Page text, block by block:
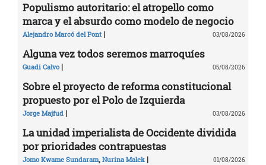
Populismo autoritario: el atropello como
marca y el absurdo como modelo de negocio
Alejandro Marcó del Pont | 03/08/2026
Alguna vez todos seremos marroquíes
Guadi Calvo | 05/08/2026
Sobre el proyecto de reforma constitucional
propuesto por el Polo de Izquierda
Jorge Majfud | 03/08/2026
La unidad imperialista de Occidente dividida
por prioridades contrapuestas
Jomo Kwame Sundaram, Nurina Malek | 01/08/2026